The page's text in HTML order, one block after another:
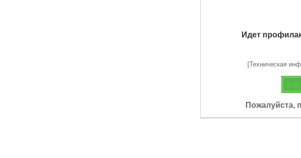
Идет
[Техническая
Пожалуйста,